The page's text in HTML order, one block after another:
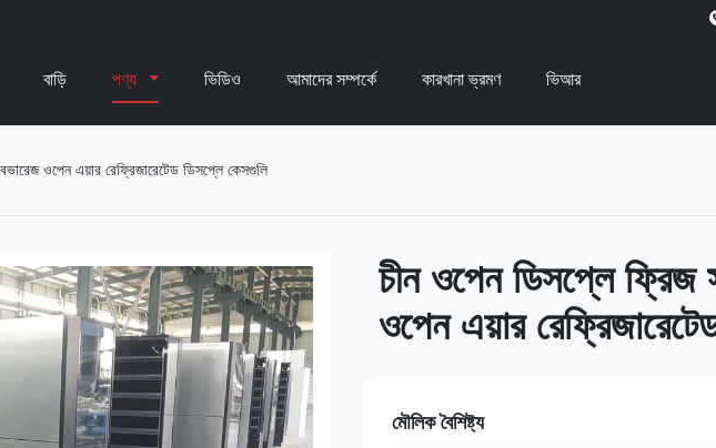
বাড়ি পণ্য ভিডিও আমাদের সম্পর্কে কারখানা ভ্রমণ ভিআর
ওপেন এয়ার রেফ্রিজারেটেড ডিসপ্লে কেসগুলি
চীন ওপেন ডিসপ্লে ফ্রিজ
ওপেন এয়ার
মৌলিক বৈশিষ্ট্য